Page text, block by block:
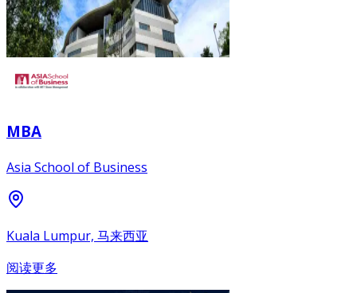
MBA
Asia School of Business
Kuala Lumpur, 马来西亚
阅读更多